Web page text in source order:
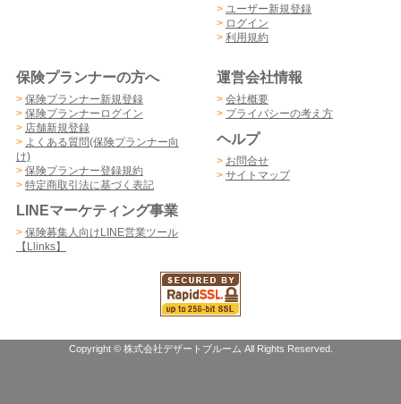
> ユーザー新規登録
> ログイン
> 利用規約
保険プランナーの方へ
> 保険プランナー新規登録
> 保険プランナーログイン
> 店舗新規登録
> よくある質問(保険プランナー向
け)
> 保険プランナー登録規約
> 特定商取引法に基づく表記
LINEマーケティング事業
> 保険募集人向けLINE営業ツール
【Llinks】
運営会社情報
> 会社概要
> プライバシーの考え方
ヘルプ
> お問合せ
> サイトマップ
Copyright © 株式会社デザートブルーム All Rights Reserved.